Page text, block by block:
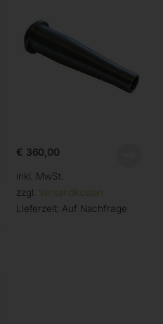
€ 360,00
inkl. MwSt.
zzgl. Versandkosten
Lieferzeit: Auf Nachfrage